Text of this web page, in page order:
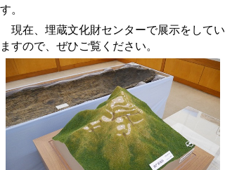
す。
現在、埋蔵文化財センターで展示をしてい
ますので、ぜひご覧ください。